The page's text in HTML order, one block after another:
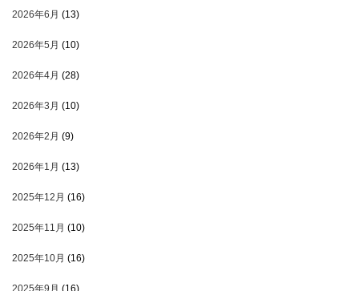
2026年6月 (13)
2026年5月 (10)
2026年4月 (28)
2026年3月 (10)
2026年2月 (9)
2026年1月 (13)
2025年12月 (16)
2025年11月 (10)
2025年10月 (16)
2025年9月 (16)